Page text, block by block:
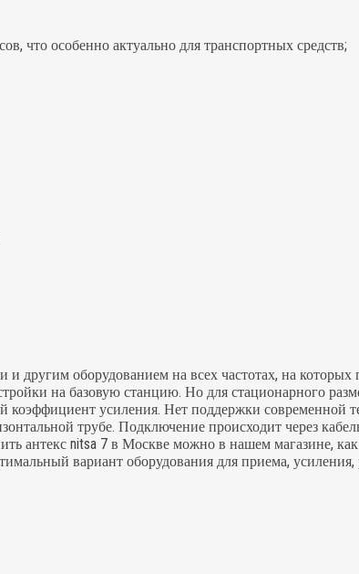
что особенно актуально для транспортных средств;
другим оборудованием на всех частотах, на которых
на базовую станцию. Но для стационарного
коэффициент усиления. Нет поддержки современной
трубе. Подключение происходит через
антекс nitsa 7 в Москве можно в нашем магазине,
вариант оборудования для приема, усиления,